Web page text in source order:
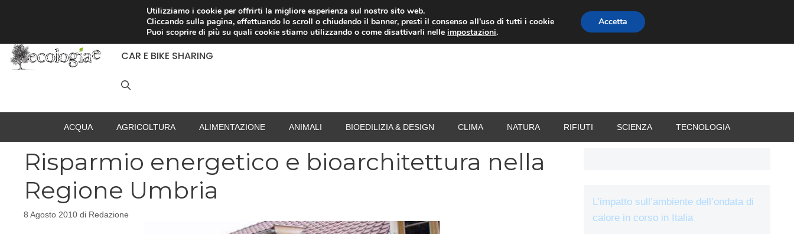
RACCOLTA DIFFERENZIATA RISPARMIO ENERGETICO SPESA TERMOVALORIZZATORI VACANZE
CAR E BIKE SHARING
ACQUA AGRICOLTURA ALIMENTAZIONE ANIMALI BIOEDILIZIA & DESIGN CLIMA NATURA RIFIUTI SCIENZA TECNOLOGIA
Risparmio energetico e bioarchitettura nella
Regione Umbria
8 Agosto 2010 di Redazione
L’impatto sull’ambiente dell’ondata di
calore in corso in Italia
Utilizziamo i cookie per offrirti la migliore esperienza sul nostro sito web.
Cliccando sulla pagina, effettuando lo scroll o chiudendo il banner, presti il consenso all’uso di tutti i cookie
Puoi scoprire di più su quali cookie stiamo utilizzando o come disattivarli nelleimpostazioni.
Accetta